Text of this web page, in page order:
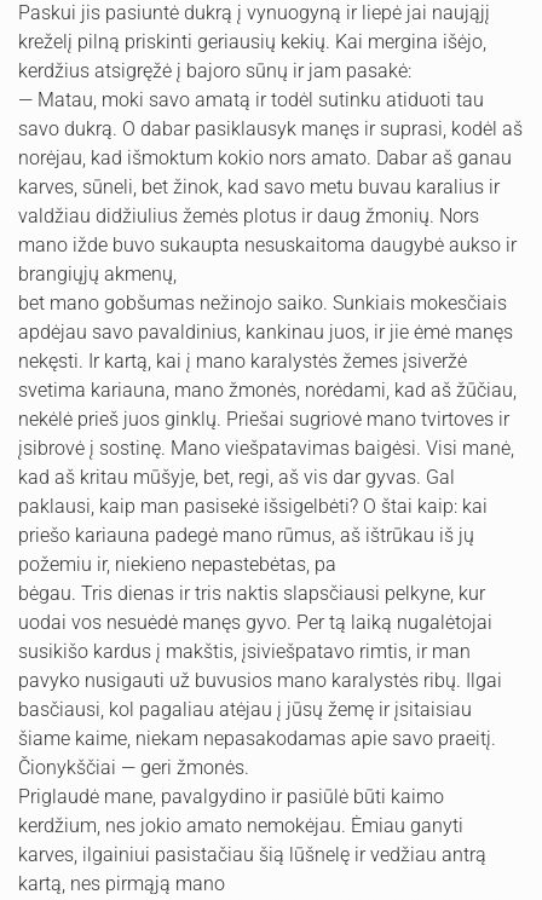
Paskui jis pasiuntė dukrą į vynuogyną ir liepė jai naująjį
kreželį pilną priskinti geriausių kekių. Kai mergina išėjo,
kerdžius atsigręžė į bajoro sūnų ir jam pasakė:
— Matau, moki savo amatą ir todėl sutinku atiduoti tau
savo dukrą. O dabar pasiklausyk manęs ir suprasi, kodėl aš
norėjau, kad išmoktum kokio nors amato. Dabar aš ganau
karves, sūneli, bet žinok, kad savo metu buvau karalius ir
valdžiau didžiulius žemės plotus ir daug žmonių. Nors
mano ižde buvo sukaupta nesuskaitoma daugybė aukso ir
brangiųjų akmenų,
bet mano gobšumas nežinojo saiko. Sunkiais mokesčiais
apdėjau savo pavaldinius, kankinau juos, ir jie ėmė manęs
nekęsti. Ir kartą, kai į mano karalystės žemes įsiveržė
svetima kariauna, mano žmonės, norėdami, kad aš žūčiau,
nekėlė prieš juos ginklų. Priešai sugriovė mano tvirtoves ir
įsibrovė į sostinę. Mano viešpatavimas baigėsi. Visi manė,
kad aš kritau mūšyje, bet, regi, aš vis dar gyvas. Gal
paklausi, kaip man pasisekė išsigelbėti? O štai kaip: kai
priešo kariauna padegė mano rūmus, aš ištrūkau iš jų
požemiu ir, niekieno nepastebėtas, pa
bėgau. Tris dienas ir tris naktis slapsčiausi pelkyne, kur
uodai vos nesuėdė manęs gyvo. Per tą laiką nugalėtojai
susikišo kardus į makštis, įsiviešpatavo rimtis, ir man
pavyko nusigauti už buvusios mano karalystės ribų. Ilgai
basčiausi, kol pagaliau atėjau į jūsų žemę ir įsitaisiau
šiame kaime, niekam nepasakodamas apie savo praeitį.
Čionykščiai — geri žmonės.
Priglaudė mane, pavalgydino ir pasiūlė būti kaimo
kerdžium, nes jokio amato nemokėjau. Ėmiau ganyti
karves, ilgainiui pasistačiau šią lūšnelę ir vedžiau antrą
kartą, nes pirmąją mano